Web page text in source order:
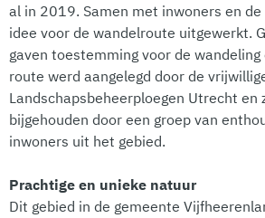
al in 2019. Samen met inwoners en
idee voor de wandelroute uitgewerkt.
gaven toestemming voor de
route werd aangelegd door de
Landschapsbeheerploegen Utrecht en
bijgehouden door een groep van
inwoners uit het gebied.
Prachtige en unieke natuur
Dit gebied in de gemeente